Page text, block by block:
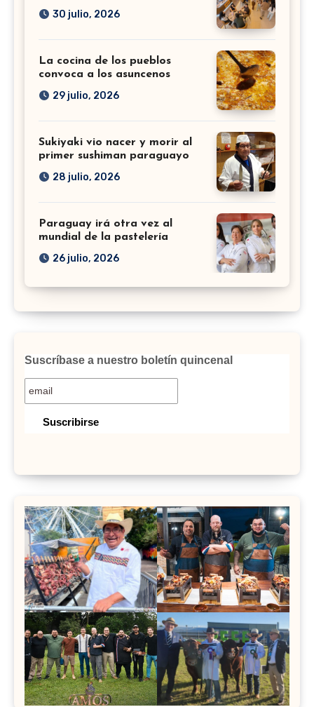
30 julio, 2026
La cocina de los pueblos
convoca a los asuncenos
29 julio, 2026
Sukiyaki vio nacer y morir al
primer sushiman paraguayo
28 julio, 2026
Paraguay irá otra vez al
mundial de la pastelería
26 julio, 2026
Suscríbase a nuestro boletín quincenal